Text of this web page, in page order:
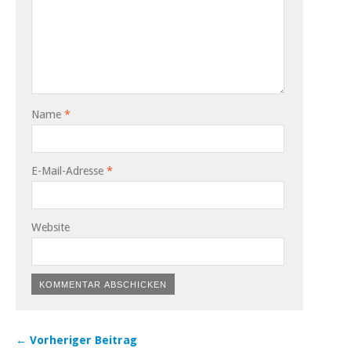
Name *
E-Mail-Adresse *
Website
← Vorheriger Beitrag